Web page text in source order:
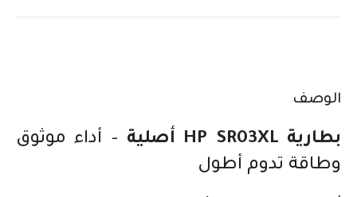
الوصف
بطارية HP SR03XL أصلية
– أداء موثوق
وطاقة تدوم أطول